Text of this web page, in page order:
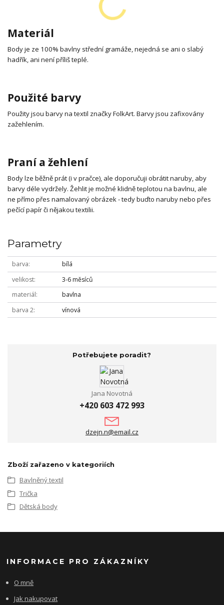
Materiál
Body je ze 100% bavlny střední gramáže, nejedná se ani o slabý
hadřík, ani není příliš teplé.
Použité barvy
Použity jsou barvy na textil značky FolkArt. Barvy jsou zafixovány
zažehlením.
Praní a žehlení
Body lze běžně prát (i v pračce), ale doporučuji obrátit naruby, aby
barvy déle vydržely. Žehlit je možné klidně teplotou na bavlnu, ale
ne přímo přes namalovaný obrázek - tedy buďto naruby nebo přes
pečící papír či nějakou textilii.
Parametry
barva
bílá
velikost
3-6 měsíců
materiál
bavlna
barva 2
vínová
Potřebujete poradit?
Jana Novotná
+420 603 472 993
dzejn.n@email.cz
Zboží zařazeno v kategoriích
Bavlněný textil
Trička
Dětská body
INFORMACE PRO ZÁKAZNÍKY
O mně
Jak nakupovat